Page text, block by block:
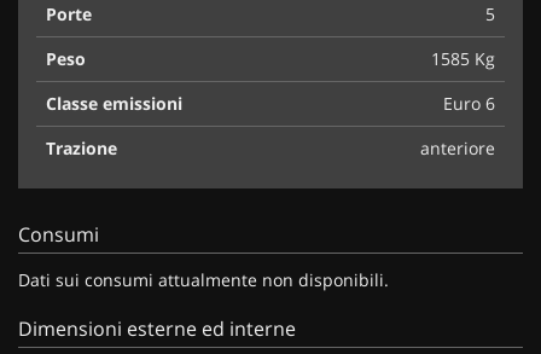
Porte
5
Peso
1585 Kg
Classe emissioni
Euro 6
Trazione
anteriore
Consumi
Dati sui consumi attualmente non disponibili.
Dimensioni esterne ed interne